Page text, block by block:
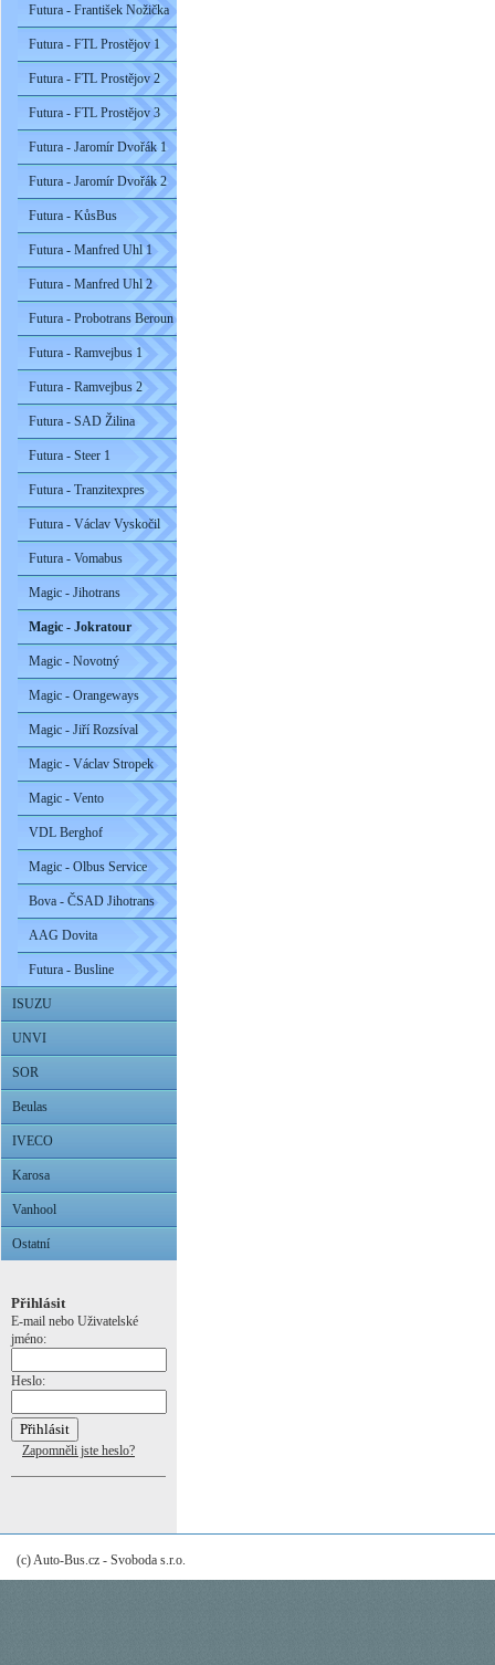
Futura - František Nožička
Futura - FTL Prostějov 1
Futura - FTL Prostějov 2
Futura - FTL Prostějov 3
Futura - Jaromír Dvořák 1
Futura - Jaromír Dvořák 2
Futura - KůsBus
Futura - Manfred Uhl 1
Futura - Manfred Uhl 2
Futura - Probotrans Beroun
Futura - Ramvejbus 1
Futura - Ramvejbus 2
Futura - SAD Žilina
Futura - Steer 1
Futura - Tranzitexpres
Futura - Václav Vyskočil
Futura - Vomabus
Magic - Jihotrans
Magic - Jokratour
Magic - Novotný
Magic - Orangeways
Magic - Jiří Rozsíval
Magic - Václav Stropek
Magic - Vento
VDL Berghof
Magic - Olbus Service
Bova - ČSAD Jihotrans
AAG Dovita
Futura - Busline
ISUZU
UNVI
SOR
Beulas
IVECO
Karosa
Vanhool
Ostatní
Přihlásit
E-mail nebo Uživatelské
jméno:
Heslo:
Zapomněli jste heslo?
(c) Auto-Bus.cz - Svoboda s.r.o.